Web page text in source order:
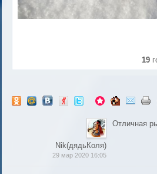
19
Nik(дядьКоля)
29 мар 2020 16:05
Отличная